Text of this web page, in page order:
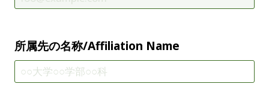
所属先の名称/Affiliation Name